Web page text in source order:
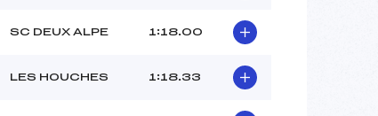
SC DEUX ALPE 1:18.00
LES HOUCHES 1:18.33